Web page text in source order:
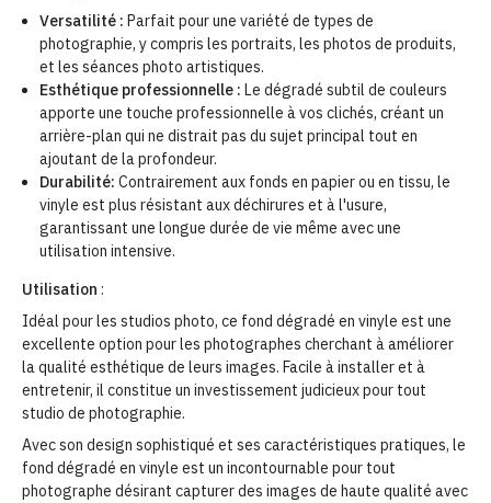
Versatilité : Parfait pour une variété de types de
photographie, y compris les portraits, les photos de produits,
et les séances photo artistiques.
Esthétique professionnelle : Le dégradé subtil de couleurs
apporte une touche professionnelle à vos clichés, créant un
arrière-plan qui ne distrait pas du sujet principal tout en
ajoutant de la profondeur.
Durabilité: Contrairement aux fonds en papier ou en tissu, le
vinyle est plus résistant aux déchirures et à l'usure,
garantissant une longue durée de vie même avec une
utilisation intensive.
Utilisation :
Idéal pour les studios photo, ce fond dégradé en vinyle est une
excellente option pour les photographes cherchant à améliorer
la qualité esthétique de leurs images. Facile à installer et à
entretenir, il constitue un investissement judicieux pour tout
studio de photographie.
Avec son design sophistiqué et ses caractéristiques pratiques, le
fond dégradé en vinyle est un incontournable pour tout
photographe désirant capturer des images de haute qualité avec